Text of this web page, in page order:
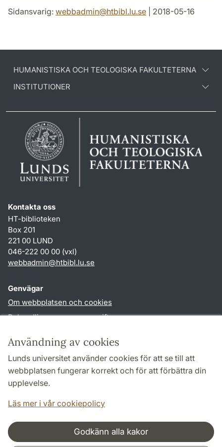
Användning av cookies
Lunds universitet använder cookies för att se till att
webbplatsen fungerar korrekt och för att förbättra din
upplevelse.
Läs mer i vår cookiepolicy
Godkänn alla kakor
Sidansvarig: webbadmin@htbibl.lu.se | 2018-05-16
HUMANISTISKA OCH TEOLOGISKA FAKULTETERNA
INSTITUTIONER
Kontakta oss
HT-biblioteken
Box 201
221 00 LUND
046-222 00 00 (vxl)
webbadmin@htbibl.lu.se
Genvägar
Om webbplatsen och cookies
Behandling av personuppgifter
TYPO3-login
Följ oss i sociala medier
Samarbeten och nätverk